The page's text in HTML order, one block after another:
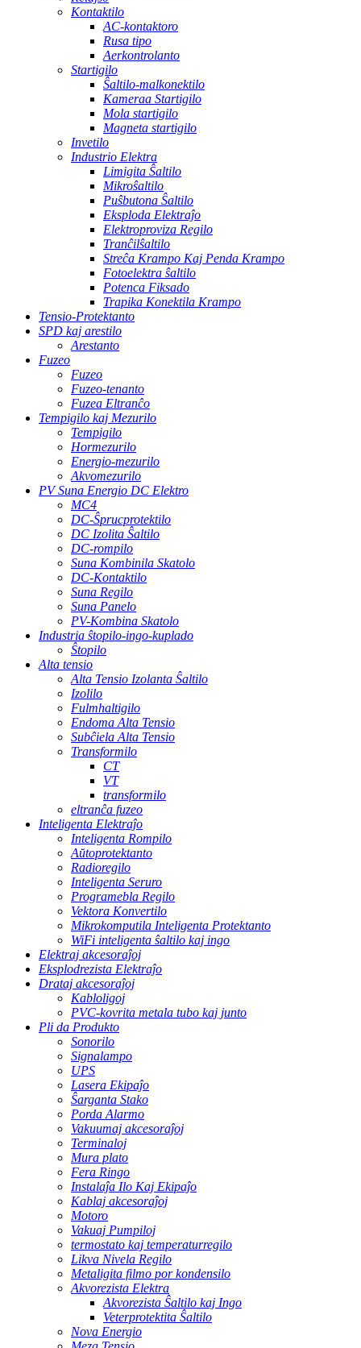
Kontaktilo
AC-kontaktoro
Rusa tipo
Aerkontrolanto
Startigilo
Ŝaltilo-malkonektilo
Kameraa Startigilo
Mola startigilo
Magneta startigilo
Invetilo
Industrio Elektra
Limigita Ŝaltilo
Mikroŝaltilo
Puŝbutona Ŝaltilo
Eksploda Elektraĵo
Elektroproviza Regilo
Tranĉilŝaltilo
Streĉa Krampo Kaj Penda Krampo
Fotoelektra ŝaltilo
Potenca Fiksado
Trapika Konektila Krampo
Tensio-Protektanto
SPD kaj arestilo
Arestanto
Fuzeo
Fuzeo
Fuzeo-tenanto
Fuzea Eltranĉo
Tempigilo kaj Mezurilo
Tempigilo
Hormezurilo
Energio-mezurilo
Akvomezurilo
PV Suna Energio DC Elektro
MC4
DC-Ŝprucprotektilo
DC Izolita Ŝaltilo
DC-rompilo
Suna Kombinila Skatolo
DC-Kontaktilo
Suna Regilo
Suna Panelo
PV-Kombina Skatolo
Industria ŝtopilo-ingo-kuplado
Ŝtopilo
Alta tensio
Alta Tensio Izolanta Ŝaltilo
Izolilo
Fulmhaltigilo
Endoma Alta Tensio
Subĉiela Alta Tensio
Transformilo
CT
VT
transformilo
eltranĉa fuzeo
Inteligenta Elektraĵo
Inteligenta Rompilo
Aŭtoprotektanto
Radioregilo
Inteligenta Seruro
Programebla Regilo
Vektora Konvertilo
Mikrokomputila Inteligenta Protektanto
WiFi inteligenta ŝaltilo kaj ingo
Elektraj akcesoraĵoj
Eksplodrezista Elektraĵo
Drataj akcesoraĵoj
Kabloligoj
PVC-kovrita metala tubo kaj junto
Pli da Produkto
Sonorilo
Signalampo
UPS
Lasera Ekipaĵo
Ŝarganta Stako
Porda Alarmo
Vakuumaj akcesoraĵoj
Terminaloj
Mura plato
Fera Ringo
Instalaĵa Ilo Kaj Ekipaĵo
Kablaj akcesoraĵoj
Motoro
Vakuaj Pumpiloj
termostato kaj temperaturregilo
Likva Nivela Regilo
Metaligita filmo por kondensilo
Akvorezista Elektra
Akvorezista Ŝaltilo kaj Ingo
Veterprotektita Ŝaltilo
Nova Energio